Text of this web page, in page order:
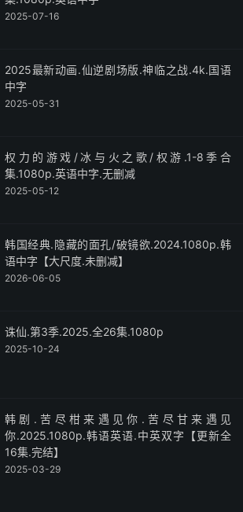
2025-07-16
2025最新动画.仙逆剧场版.神临之战.4k.国语
中字
2025-05-31
权力的游戏/冰与火之歌/权游.1-8季合
集.1080p.英语中字.无删减
2025-05-12
韩国经典.隐藏的面孔/破镜欲.2024.1080p.韩
语中字【大尺度.未删减】
2026-06-05
诛仙.第3季.2025.全26集.1080p
2025-10-24
韩剧.苦尽柑来遇见你.苦尽甘来遇见
你.2025.1080p.韩语英语.中英双字【更新全
16集.完结】
2025-03-29